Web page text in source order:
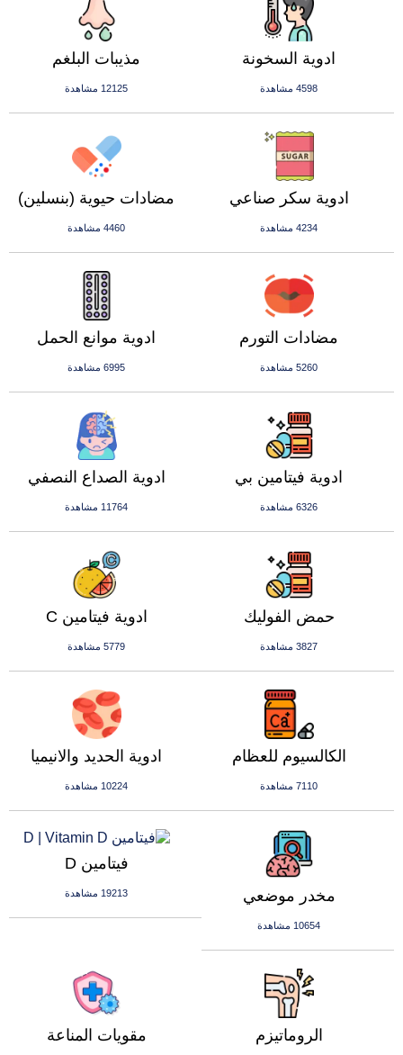
مذيبات البلغم
12125 مشاهدة
ادوية السخونة
4598 مشاهدة
مضادات حيوية (بنسلين)
4460 مشاهدة
ادوية سكر صناعي
4234 مشاهدة
ادوية موانع الحمل
6995 مشاهدة
مضادات التورم
5260 مشاهدة
ادوية الصداع النصفي
11764 مشاهدة
ادوية فيتامين بي
6326 مشاهدة
ادوية فيتامين C
5779 مشاهدة
حمض الفوليك
3827 مشاهدة
ادوية الحديد والانيميا
10224 مشاهدة
الكالسيوم للعظام
7110 مشاهدة
فيتامين D
19213 مشاهدة مخدر موضعي
10654 مشاهدة
مقويات المناعة الروماتيزم